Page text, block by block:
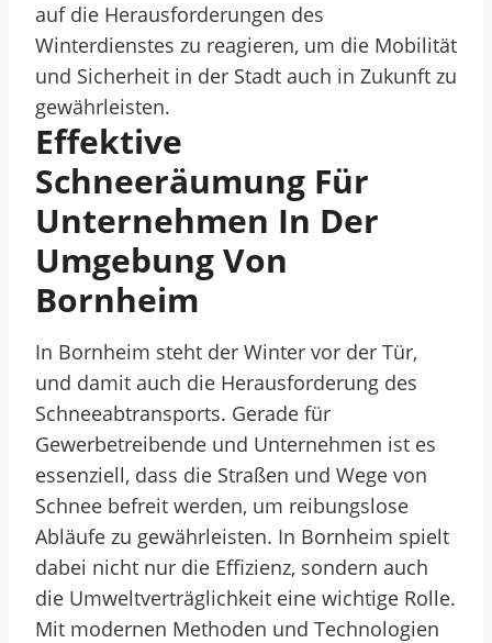
auf die Herausforderungen des
Winterdienstes zu reagieren, um die Mobilität
und Sicherheit in der Stadt auch in Zukunft zu
gewährleisten.
Effektive
Schneeräumung Für
Unternehmen In Der
Umgebung Von
Bornheim
In Bornheim steht der Winter vor der Tür,
und damit auch die Herausforderung des
Schneeabtransports. Gerade für
Gewerbetreibende und Unternehmen ist es
essenziell, dass die Straßen und Wege von
Schnee befreit werden, um reibungslose
Abläufe zu gewährleisten. In Bornheim spielt
dabei nicht nur die Effizienz, sondern auch
die Umweltverträglichkeit eine wichtige Rolle.
Mit modernen Methoden und Technologien